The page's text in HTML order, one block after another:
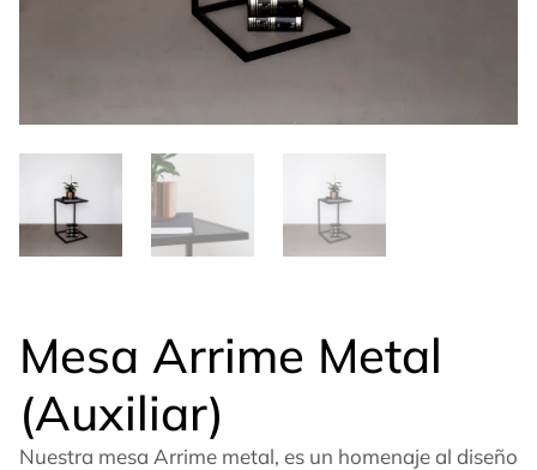
Mesa Arrime Metal
(Auxiliar)
Nuestra mesa Arrime metal, es un homenaje al diseño